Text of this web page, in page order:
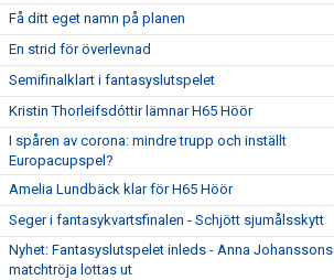
Få ditt eget namn på planen
En strid för överlevnad
Semifinalklart i fantasyslutspelet
Kristin Thorleifsdóttir lämnar H65 Höör
I spåren av corona: mindre trupp och inställt
Europacupspel?
Amelia Lundbäck klar för H65 Höör
Seger i fantasykvartsfinalen - Schjött sjumålsskytt
Nyhet: Fantasyslutspelet inleds - Anna Johanssons
matchtröja lottas ut